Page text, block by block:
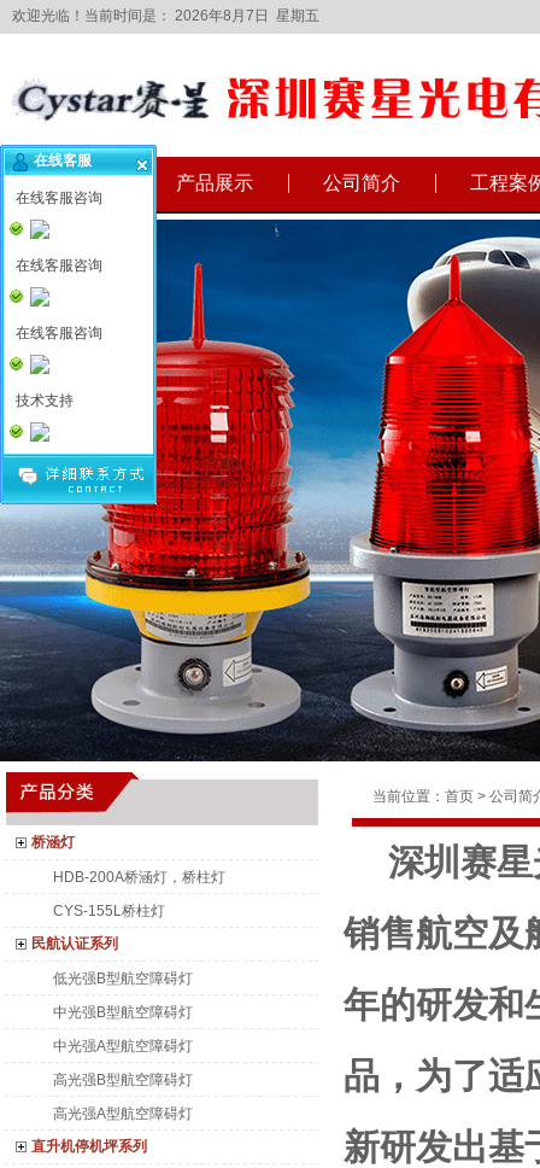
欢迎光临！当前时间是： 2026年8月7日 星期五
网站首页 产品展示 公司简介 工程案
桥涵灯
HDB-200A桥涵灯，桥柱灯
CYS-155L桥柱灯
民航认证系列
低光强B型航空障碍灯
中光强B型航空障碍灯
中光强A型航空障碍灯
高光强B型航空障碍灯
高光强A型航空障碍灯
直升机停机坪系列
当前位置： 首页 > 公司简
深圳赛
销售航空及
年的研发和
品，为了适
新研发出基
在线客服
在线客服咨询
在线客服咨询
在线客服咨询
技术支持